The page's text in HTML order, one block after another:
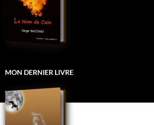
MON DERNIER LIVRE